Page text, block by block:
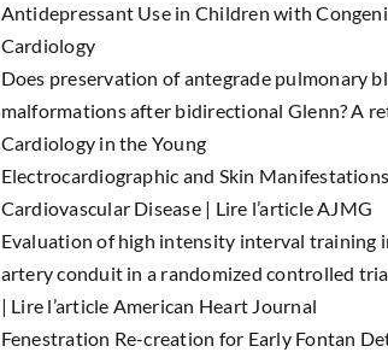
Antidepressant Use in Children with
Cardiology
Does preservation of antegrade pulmonary
malformations after bidirectional Glenn? A
Cardiology in the Young
Electrocardiographic and Skin
Cardiovascular Disease | Lire l’article AJMG
Evaluation of high intensity interval
artery conduit in a randomized controlled
| Lire l’article American Heart Journal
Fenestration Re-creation for Early Fontan